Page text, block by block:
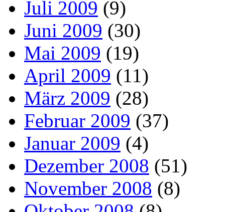
Juli 2009 (9)
Juni 2009 (30)
Mai 2009 (19)
April 2009 (11)
März 2009 (28)
Februar 2009 (37)
Januar 2009 (4)
Dezember 2008 (51)
November 2008 (8)